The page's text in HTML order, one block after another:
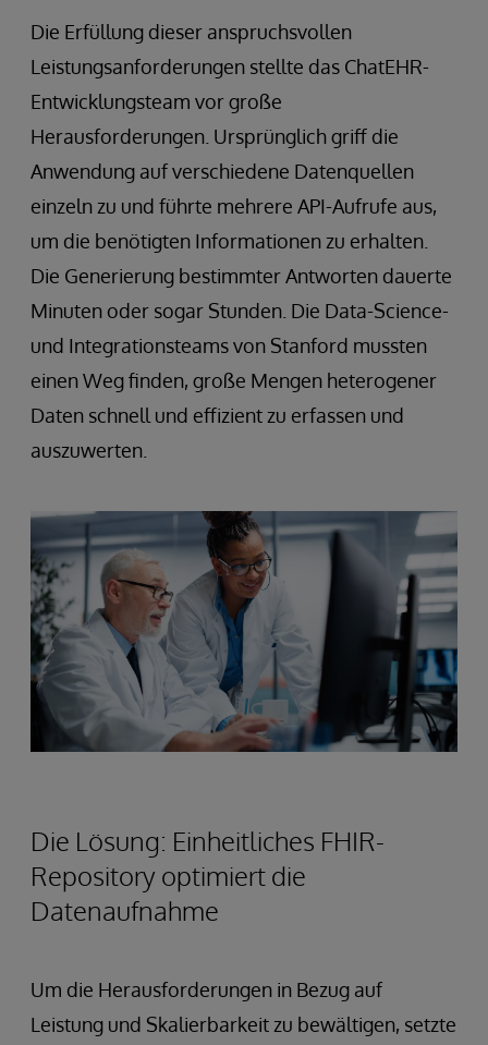
Die Erfüllung dieser anspruchsvollen
Leistungsanforderungen stellte das ChatEHR-
Entwicklungsteam vor große
Herausforderungen. Ursprünglich griff die
Anwendung auf verschiedene Datenquellen
einzeln zu und führte mehrere API-Aufrufe aus,
um die benötigten Informationen zu erhalten.
Die Generierung bestimmter Antworten dauerte
Minuten oder sogar Stunden. Die Data-Science-
und Integrationsteams von Stanford mussten
einen Weg finden, große Mengen heterogener
Daten schnell und effizient zu erfassen und
auszuwerten.
Die Lösung: Einheitliches FHIR-
Repository optimiert die
Datenaufnahme
Um die Herausforderungen in Bezug auf
Leistung und Skalierbarkeit zu bewältigen, setzte